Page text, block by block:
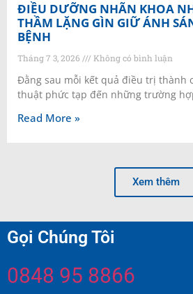
ĐIỀU DƯỠNG NHÃN KHOA
THẦM LẶNG GÌN GIỮ ÁNH
BỆNH
Tháng 7 3, 2026 Không có bình luận
Đằng sau mỗi kết quả điều trị thành
thuật phức tạp đến những trường
Read More »
Xem thêm
Gọi Chúng Tôi
0848 95 8866